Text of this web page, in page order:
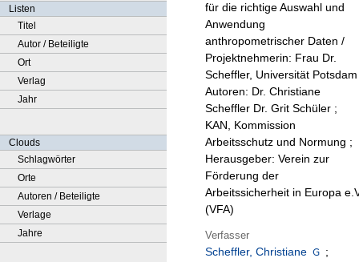
Listen
Titel
Autor / Beteiligte
Ort
Verlag
Jahr
Clouds
Schlagwörter
Orte
Autoren / Beteiligte
Verlage
Jahre
für die richtige Auswahl und
Anwendung
anthropometrischer Daten /
Projektnehmerin: Frau Dr.
Scheffler, Universität
Autoren: Dr. Christiane
Scheffler Dr. Grit Schüler ;
KAN, Kommission
Arbeitsschutz und Normung ;
Herausgeber: Verein zur
Förderung der
Arbeitssicherheit in Europa
(VFA)
Verfasser
Scheffler, Christiane
;